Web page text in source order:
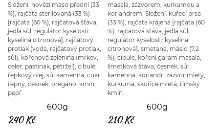
Složení: hovězí maso přední (33
%), rajčata sterilovaná (33 %)
[rajčata (60 %), rajčatová šťáva,
jedlá sůl, regulátor kyselosti:
kyselina citronová], rajčatový
protlak (voda, rajčatový protlak,
sůl), kořenová zelenina (mrkev,
celer, pastinák, petržel), cibule,
řepkový olej, sůl kamenná, cukr
řepný, česnek, oregano, kmín,
pepř.
600g
240 Kč
masala, zázvorem, kurkumou a
koriandrem. Složení: kuřecí prsa
(33 %), rajčata krájená [rajčata (60
%), rajčatová šťáva, jedlá sůl,
regulátor kyselosti: kyselina
citronová], smetana, máslo (7,2
%), cibule, koření garam masala,
limetková šťáva, česnek, sůl
kamenná, koriandr, zázvor mletý,
kurkuma, skořice mletá, římský
kmín.
600g
210 Kč